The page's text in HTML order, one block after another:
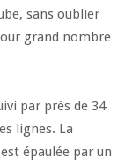
sans oublier
grand nombre
par près de 34
lignes. La
épaulée par un